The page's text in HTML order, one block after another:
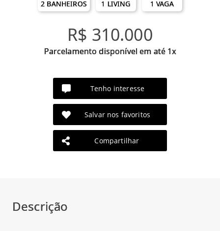
2 BANHEIROS 1 LIVING 1 VAGA
R$ 310.000
Parcelamento disponível em até 1x
Tenho interesse
Salvar nos favoritos
Compartilhar
Descrição